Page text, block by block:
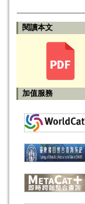
閱讀本文
加值服務